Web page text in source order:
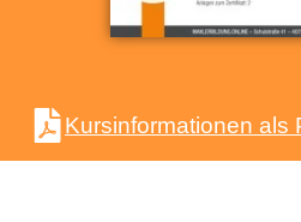
Kursinformationen als